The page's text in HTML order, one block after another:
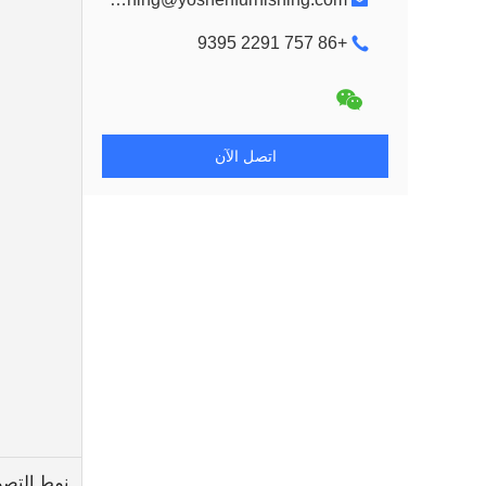
+86 757 2291 9395
اتصل الآن